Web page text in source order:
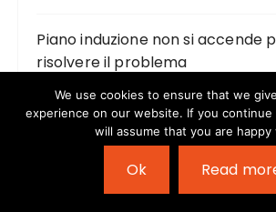
Piano induzione non si accende
risolvere il problema
Montalatte elettrico non
risolvere il problema
We use cookies to ensure that we
experience on our website. If you
will assume that you are happy
Ok Read